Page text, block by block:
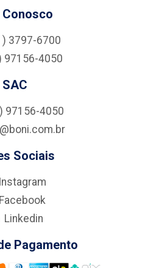
Conosco
3797-6700
97156-4050
SAC
97156-4050
Sociais
Instagram
Facebook
Linkedin
Pagamento